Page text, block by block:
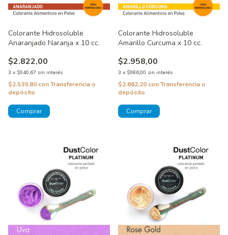
Colorante Hidrosoluble
Anaranjado Naranja x 10 cc.
$2.822,00
3 x $940,67 sin interés
$2.539,80 conTransferencia o
depósito
Colorante Hidrosoluble
Amarillo Curcuma x 10 cc.
$2.958,00
3 x $986,00 sin interés
$2.662,20 conTransferencia o
depósito